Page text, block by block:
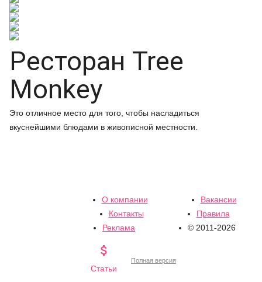
Ресторан Tree
Monkey
Это отличное место для того, чтобы насладиться
вкуснейшими блюдами в живописной местности.
О компании
Вакансии
Контакты
Правила
Реклама
© 2011-2026

Статьи
Полная версия